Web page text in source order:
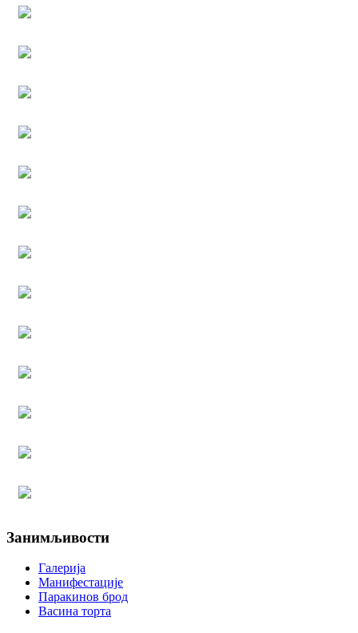
Занимљивости
Галерија
Манифестације
Паракинов брод
Васина торта